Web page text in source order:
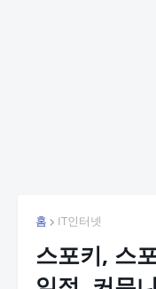
홈 IT인터넷
스포키, 스